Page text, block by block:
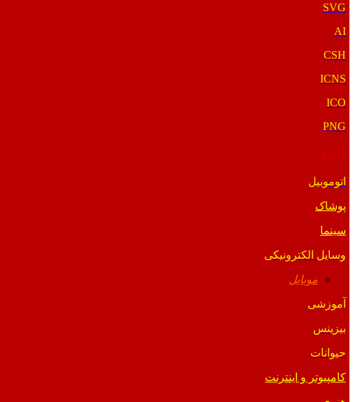
SVG
AI
CSH
ICNS
ICO
PNG
اتوموبیل
پوشاک
سینما
وسایل الکترونیکی
موبایل
آموزشی
بیزینس
حیوانات
کامپیوتر و اینترنت